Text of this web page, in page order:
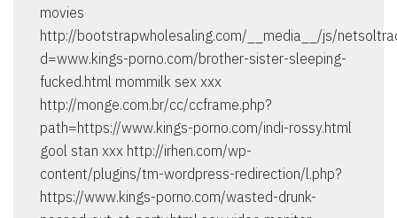
movies
http://bootstrapwholesaling.com/__media__/js/
d=www.kings-porno.com/brother-sister-sleeping-
fucked.html mommilk sex xxx
http://monge.com.br/cc/ccframe.php?
path=https://www.kings-porno.com/indi-rossy.html
gool stan xxx http://irhen.com/wp-
content/plugins/tm-wordpress-redirection/l.php?
https://www.kings-porno.com/wasted-drunk-